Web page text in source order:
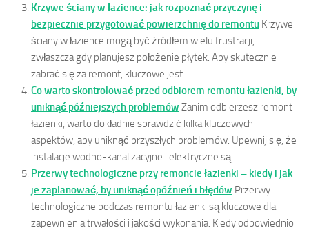
Krzywe ściany w łazience: jak rozpoznać przyczynę i
bezpiecznie przygotować powierzchnię do remontu Krzywe
ściany w łazience mogą być źródłem wielu frustracji,
zwłaszcza gdy planujesz położenie płytek. Aby skutecznie
zabrać się za remont, kluczowe jest...
Co warto skontrolować przed odbiorem remontu łazienki, by
uniknąć późniejszych problemów Zanim odbierzesz remont
łazienki, warto dokładnie sprawdzić kilka kluczowych
aspektów, aby uniknąć przyszłych problemów. Upewnij się, że
instalacje wodno-kanalizacyjne i elektryczne są...
Przerwy technologiczne przy remoncie łazienki – kiedy i jak
je zaplanować, by uniknąć opóźnień i błędów Przerwy
technologiczne podczas remontu łazienki są kluczowe dla
zapewnienia trwałości i jakości wykonania. Kiedy odpowiednio